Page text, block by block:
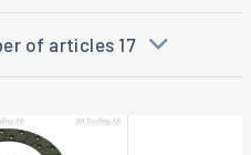
of articles 17